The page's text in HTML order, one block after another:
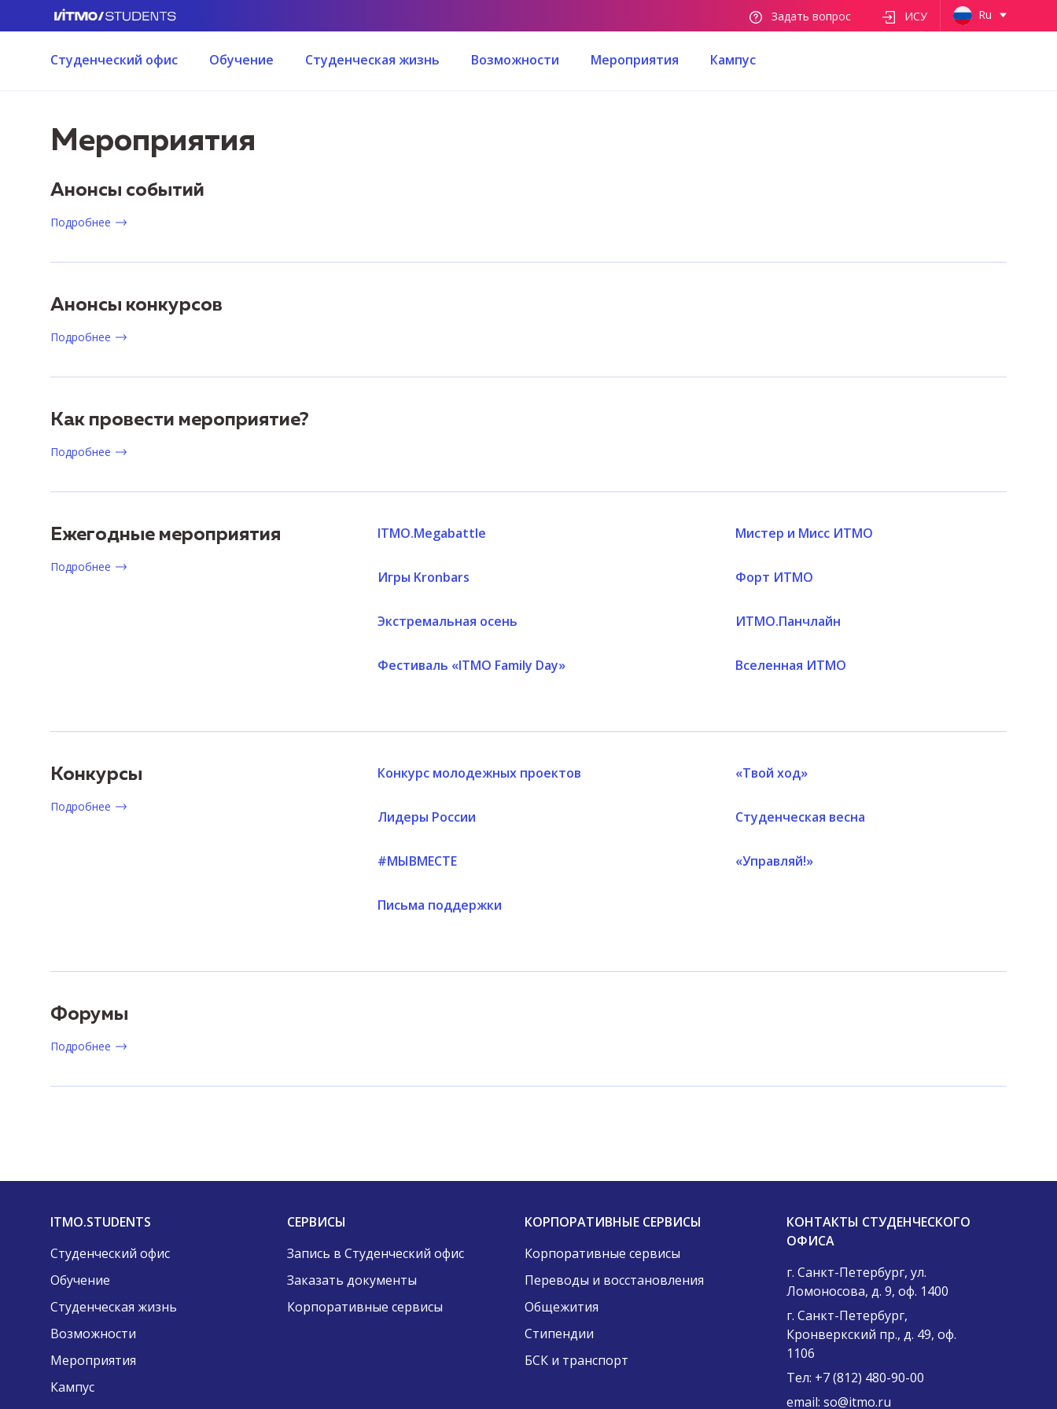
Задать вопрос ИСУ Ru
Студенческий офис Обучение Студенческая жизнь Возможности Мероприятия Кампус
Мероприятия
Анонсы событий
Подробнее
Анонсы конкурсов
Подробнее
Как провести мероприятие?
Подробнее
Ежегодные мероприятия
Подробнее
ITMO.Megabattle Мистер и Мисс ИТМО
Игры Kronbars Форт ИТМО
Экстремальная осень ИТМО.Панчлайн
Фестиваль «ITMO Family Day» Вселенная ИТМО
Конкурсы
Подробнее
Конкурс молодежных проектов «Твой ход»
Лидеры России Студенческая весна
#МЫВМЕСТЕ «Управляй!»
Письма поддержки
Форумы
Подробнее
ITMO.STUDENTS
Студенческий офис
Обучение
Студенческая жизнь
Возможности
Мероприятия
Кампус
СЕРВИСЫ
Запись в Студенческий офис
Заказать документы
Корпоративные сервисы
КОРПОРАТИВНЫЕ СЕРВИСЫ
Корпоративные сервисы
Переводы и восстановления
Общежития
Стипендии
БСК и транспорт
КОНТАКТЫ СТУДЕНЧЕСКОГО
ОФИСА
г. Санкт-Петербург, ул.
Ломоносова, д. 9, оф. 1400
г. Санкт-Петербург,
Кронверкский пр., д. 49, оф.
1106
Тел: +7 (812) 480-90-00
email: so@itmo.ru